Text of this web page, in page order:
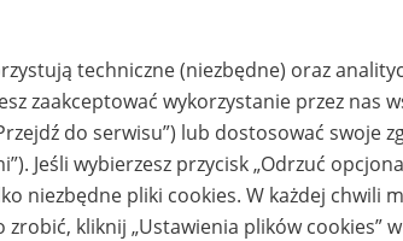
techniczne (niezbędne) oraz
zaakceptować wykorzystanie przez nas
do serwisu”) lub dostosować swoje
Jeśli wybierzesz przycisk „Odrzuć
niezbędne pliki cookies. W każdej chwili
zrobić, kliknij „Ustawienia plików cookies”